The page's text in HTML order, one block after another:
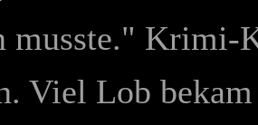
musste." Krimi-
Viel Lob